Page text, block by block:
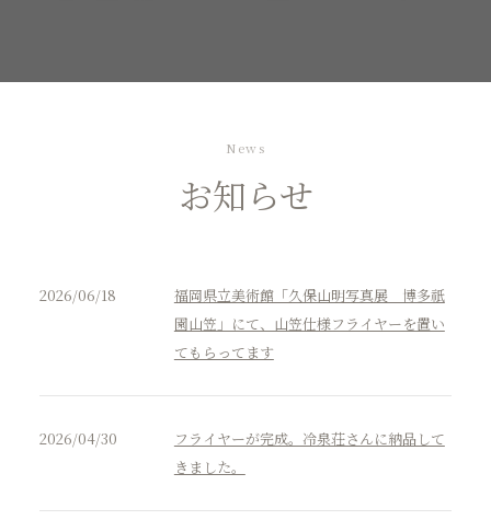
お知らせ
News
2026/06/18
福岡県立美術館「久保山明写真展 博多祇
園山笠」にて、山笠仕様フライヤーを置い
てもらってます
2026/04/30
フライヤーが完成。冷泉荘さんに納品して
きました。